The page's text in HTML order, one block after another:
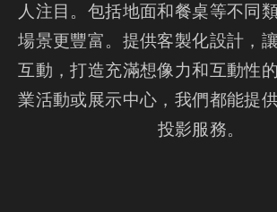
人注目。包括地面和餐桌等不同
場景更豐富。提供客製化設計，
互動，打造充滿想像力和互動性
業活動或展示中心，我們都能提
投影服務。